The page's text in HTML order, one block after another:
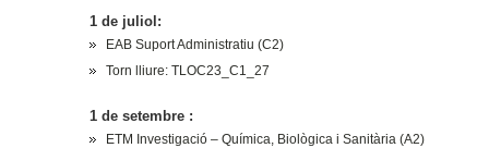
1 de juliol:
EAB Suport Administratiu (C2)
Torn lliure: TLOC23_C1_27
1 de setembre :
ETM Investigació – Química, Biològica i Sanitària (A2)